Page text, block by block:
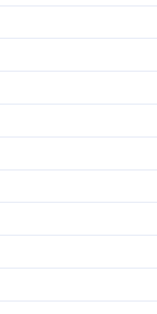
kendini samimiyetle
Allah’a dayanır.
yüzünü (bütün
Allah´a varıp dayanır.
Allah'a veren
ALLAH'a yönelirse en
tertemiz Allah'a
Allah´a teslim ederse, o en
yüzünü (kendini)
sonu Tanrı´ya varır /
Onu görür gibi, teslîm
teslim ederse;